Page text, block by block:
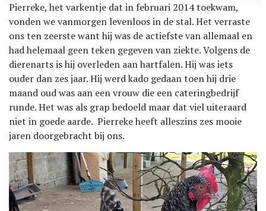
Pierreke, het varkentje dat in februari 2014 toekwam,
vonden we vanmorgen levenloos in de stal. Het verraste
ons ten zeerste want hij was de actiefste van allemaal en
had helemaal geen teken gegeven van ziekte. Volgens de
dierenarts is hij overleden aan hartfalen. Hij was iets
ouder dan zes jaar. Hij werd kado gedaan toen hij drie
maand oud was aan een vrouw die een cateringbedrijf
runde. Het was als grap bedoeld maar dat viel uiteraard
niet in goede aarde. Pierreke heeft alleszins zes mooie
jaren doorgebracht bij ons.